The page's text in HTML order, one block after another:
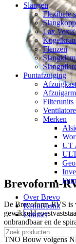
Slangen
Flexibele
Lax Vox®
Flenzen
Puntafzuiging
Filterunits
Merken
UT
Over Brevo
Kennisbank
Contact
Brevoform-
De Brevoform-RVS is
gewikkeld
onbrandbaar en de
maar ook stabiel. De
TNO Bouw volgens